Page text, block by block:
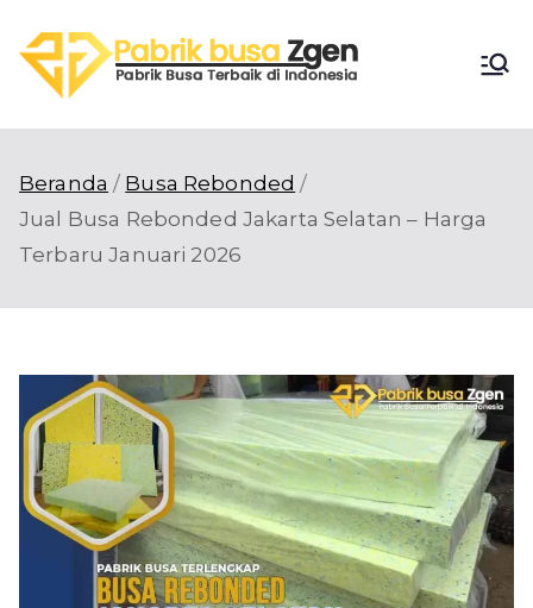
ke
konten
Pabri
Busa
Beranda
Busa Rebonded
Jual Busa Rebonded Jakarta Selatan – Harga
Terbaru Januari 2026